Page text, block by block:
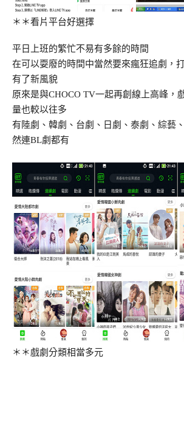
＊＊看片平台好選擇
平日上班的繁忙不易有多餘的時間
在可以耍廢的時間中當然要來瘋狂追劇，
有了新風貌
原來是與CHOCO TV一起再創線上高峰，
量也較以往多
有陸劇、韓劇、台劇、日劇、泰劇、綜藝
然連BL劇都有
＊＊戲劇分類相當多元